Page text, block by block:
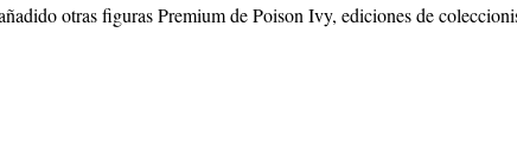
otras figuras Premium de Poison Ivy, ediciones de